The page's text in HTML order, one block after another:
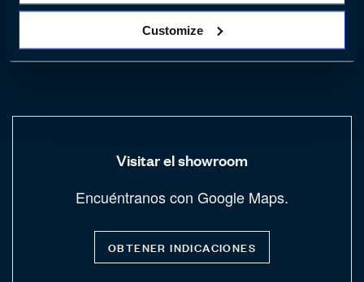
Customize
Deister, Germany (Alemania)
+49 5042 501 0
Visitar el showroom
Encuéntranos con Google Maps.
OBTENER INDICACIONES